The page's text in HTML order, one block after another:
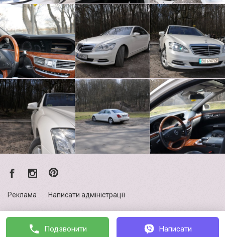
Подзвонити Написати
Реклама Написати адміністрації